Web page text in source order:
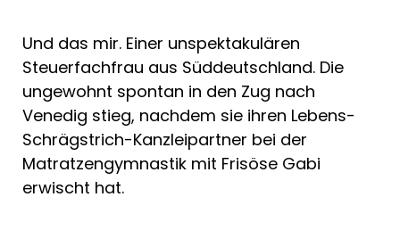
Und das mir. Einer unspektakulären
Steuerfachfrau aus Süddeutschland. Die
ungewohnt spontan in den Zug nach
Venedig stieg, nachdem sie ihren Lebens-
Schrägstrich-Kanzleipartner bei der
Matratzengymnastik mit Frisöse Gabi
erwischt hat.